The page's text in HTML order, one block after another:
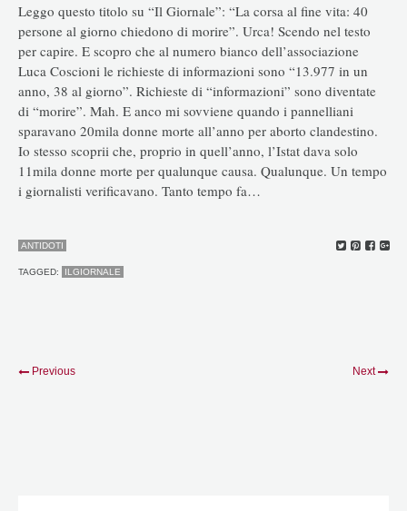
Leggo questo titolo su “Il Giornale”: “La corsa al fine vita: 40
persone al giorno chiedono di morire”. Urca! Scendo nel testo
per capire. E scopro che al numero bianco dell’associazione
Luca Coscioni le richieste di informazioni sono “13.977 in un
anno, 38 al giorno”. Richieste di “informazioni” sono diventate
di “morire”. Mah. E anco mi sovviene quando i pannelliani
sparavano 20mila donne morte all’anno per aborto clandestino.
Io stesso scoprii che, proprio in quell’anno, l’Istat dava solo
11mila donne morte per qualunque causa. Qualunque. Un tempo
i giornalisti verificavano. Tanto tempo fa…
ANTIDOTI
TAGGED: ILGIORNALE
Previous Next